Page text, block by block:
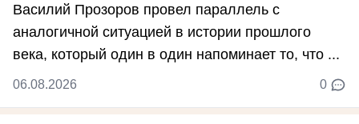
Василий Прозоров провел параллель с
аналогичной ситуацией в истории прошлого
века, который один в один напоминает то, что ...
06.08.2026 0